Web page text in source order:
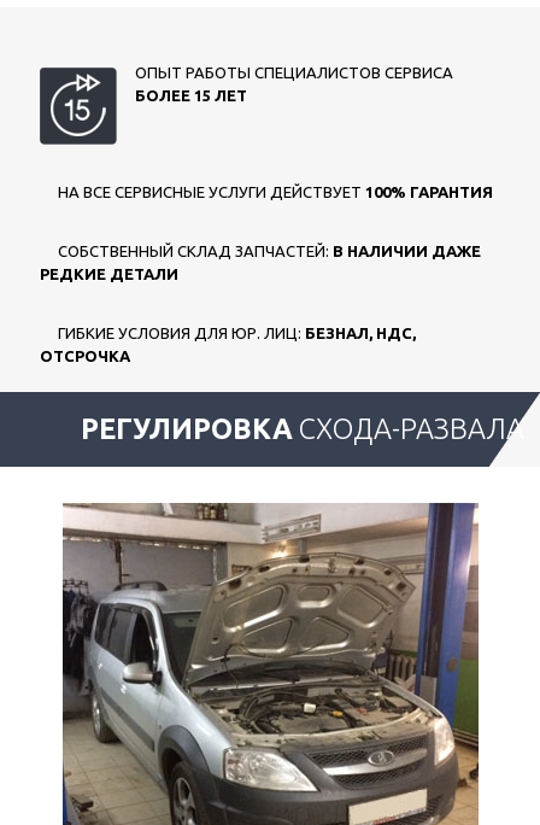
ОПЫТ РАБОТЫ СПЕЦИАЛИСТОВ СЕРВИСА
БОЛЕЕ 15 ЛЕТ
НА ВСЕ СЕРВИСНЫЕ УСЛУГИ ДЕЙСТВУЕТ 100% ГАРАНТИЯ
СОБСТВЕННЫЙ СКЛАД ЗАПЧАСТЕЙ: В НАЛИЧИИ ДАЖЕ
РЕДКИЕ ДЕТАЛИ
ГИБКИЕ УСЛОВИЯ ДЛЯ ЮР. ЛИЦ: БЕЗНАЛ, НДС,
ОТСРОЧКА
РЕГУЛИРОВКА СХОДА-РАЗВАЛА